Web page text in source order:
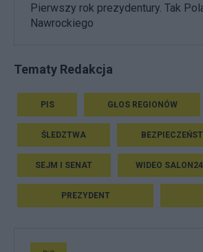
Pierwszy rok prezydentury. Tak
Nawrockiego
Tematy Redakcja
PIS GŁOS REGIONÓW
ŚLEDZTWA
SEJM I SENAT WIDEO SALON24
PREZYDENT